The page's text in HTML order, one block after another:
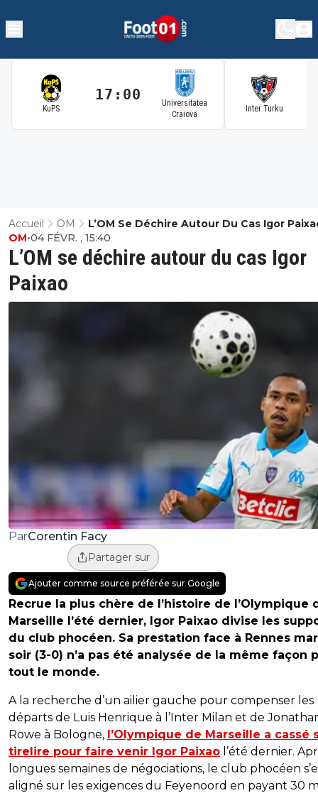
KuPS
17:00
Universitatea
Craiova
Inter Turku
Accueil OM L’OM Se Déchire Autour Du Cas Igor
L’OM se déchire autour du cas Igor
Paixao
OM•04 FÉVR. , 15:40
ParCorentin Facy
Partager sur
Ajouter comme source préférée sur Google
Recrue la plus chère de l’histoire de l’Olympique
Marseille l’été dernier, Igor Paixao divise les
du club phocéen. Sa prestation face à Rennes
soir (3-0) n’a pas été analysée de la même façon
tout le monde.
A la recherche d’un ailier gauche pour compenser les
départs de Luis Henrique à l’Inter Milan et de
Rowe à Bologne, l’Olympique de Marseille a cassé
tirelire pour faire venir Igor Paixao l’été dernier.
longues semaines de négociations, le club phocéen
aligné sur les exigences du Feyenoord en payant 30